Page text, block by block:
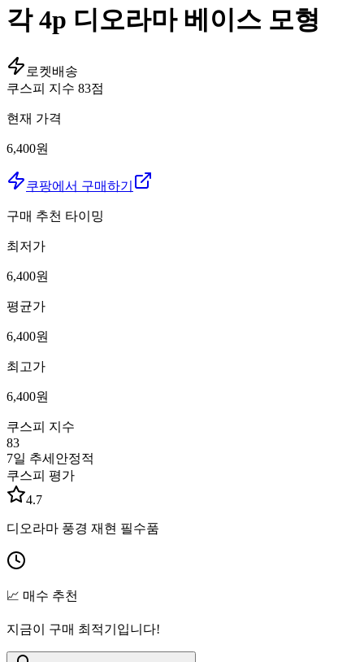
각 4p 디오라마 베이스 모형
로켓배송
쿠스피 지수 83점
현재 가격
6,400원
쿠팡에서 구매하기
구매 추천 타이밍
최저가
6,400원
평균가
6,400원
최고가
6,400원
쿠스피 지수
83
7일 추세 안정적
쿠스피 평가
4.7
디오라마 풍경 재현 필수품
📈 매수 추천
지금이 구매 최적기입니다!